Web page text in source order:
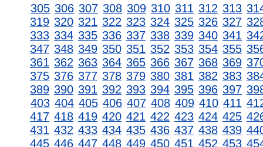
305 306 307 308 309 310 311 312 313
319 320 321 322 323 324 325 326 327
333 334 335 336 337 338 339 340 341
347 348 349 350 351 352 353 354 355
361 362 363 364 365 366 367 368 369
375 376 377 378 379 380 381 382 383
389 390 391 392 393 394 395 396 397
403 404 405 406 407 408 409 410 411
417 418 419 420 421 422 423 424 425
431 432 433 434 435 436 437 438 439
445 446 447 448 449 450 451 452 453